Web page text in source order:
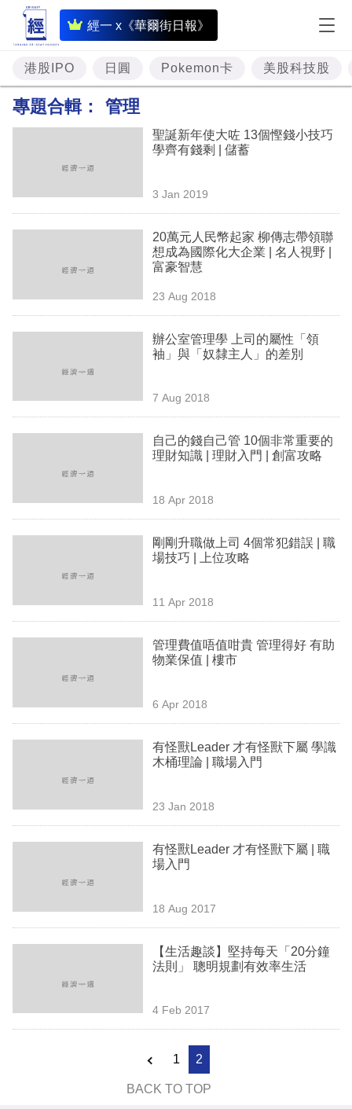
經一 x《華爾街日報》
即
時
財
經
資
樓
技
生
欄
區
港股IPO 日圓 Pokemon卡 美股科技股
專題合輯： 管理
聖誕新年使大咗 13個慳錢小技巧
學齊有錢剩 | 儲蓄
3 Jan 2019
20萬元人民幣起家 柳傳志帶領聯
想成為國際化大企業 | 名人視野 |
富豪智慧
23 Aug 2018
辦公室管理學 上司的屬性「領
袖」與「奴隸主人」的差別
7 Aug 2018
自己的錢自己管 10個非常重要的
理財知識 | 理財入門 | 創富攻略
18 Apr 2018
剛剛升職做上司 4個常犯錯誤 | 職
場技巧 | 上位攻略
11 Apr 2018
管理費值唔值咁貴 管理得好 有助
物業保值 | 樓市
6 Apr 2018
有怪獸Leader 才有怪獸下屬 學識
木桶理論 | 職場入門
23 Jan 2018
有怪獸Leader 才有怪獸下屬 | 職
場入門
18 Aug 2017
【生活趣談】堅持每天「20分鐘
法則」 聰明規劃有效率生活
4 Feb 2017
1 2
BACK TO TOP